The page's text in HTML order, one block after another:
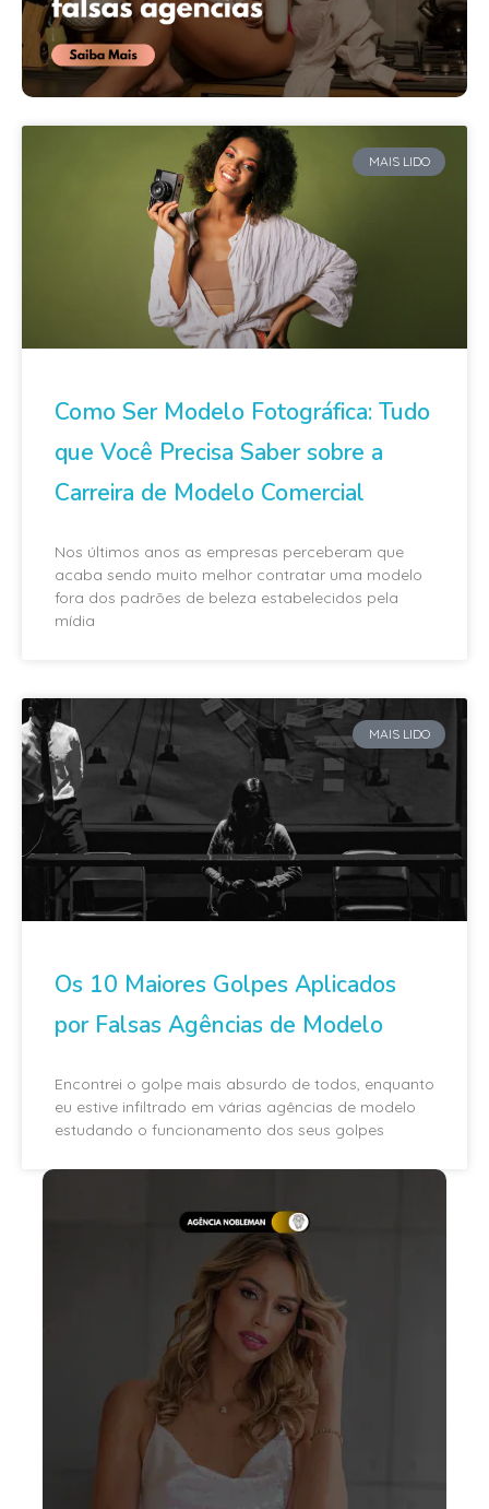
MAIS LIDO
Como Ser Modelo Fotográfica: Tudo
que Você Precisa Saber sobre a
Carreira de Modelo Comercial
Nos últimos anos as empresas perceberam que
acaba sendo muito melhor contratar uma modelo
fora dos padrões de beleza estabelecidos pela
mídia
MAIS LIDO
Os 10 Maiores Golpes Aplicados
por Falsas Agências de Modelo
Encontrei o golpe mais absurdo de todos, enquanto
eu estive infiltrado em várias agências de modelo
estudando o funcionamento dos seus golpes